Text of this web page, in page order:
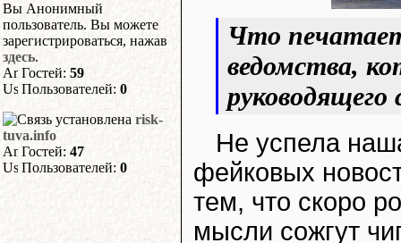
Вы Анонимный
пользователь. Вы можете
зарегистрироваться, нажав
здесь.
Гостей: 59
Пользователей: 0
risk-
tuva.info
Гостей: 47
Пользователей: 0
Что
ведомства,
руководящего
Не успела
фейковых
тем, что скоро
мысли сожгут